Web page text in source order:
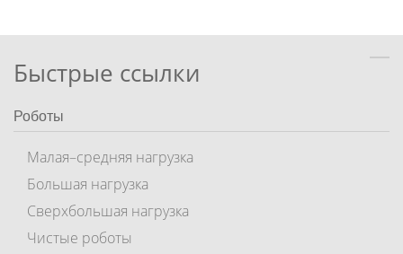
Быстрые ссылки
Роботы
Малая–средняя нагрузка
Большая нагрузка
Сверхбольшая нагрузка
Чистые роботы